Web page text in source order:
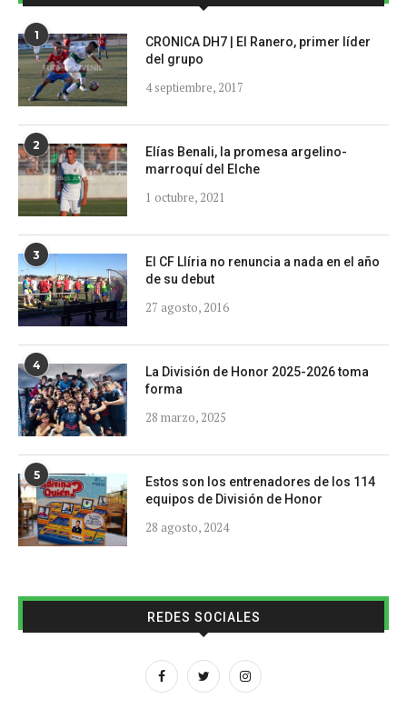
1
CRONICA DH7 | El Ranero, primer líder
del grupo
4 septiembre, 2017
2
Elías Benali, la promesa argelino-
marroquí del Elche
1 octubre, 2021
3
El CF Llíria no renuncia a nada en el año
de su debut
27 agosto, 2016
4
La División de Honor 2025-2026 toma
forma
28 marzo, 2025
5
Estos son los entrenadores de los 114
equipos de División de Honor
28 agosto, 2024
REDES SOCIALES